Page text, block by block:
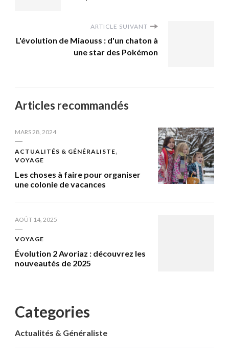
ARTICLE SUIVANT
L'évolution de Miaouss : d'un chaton à
une star des Pokémon
Articles recommandés
MARS 28, 2024
ACTUALITÉS & GÉNÉRALISTE
VOYAGE
Les choses à faire pour organiser
une colonie de vacances
AOÛT 14, 2025
VOYAGE
Évolution 2 Avoriaz : découvrez les
nouveautés de 2025
Categories
Actualités & Généraliste